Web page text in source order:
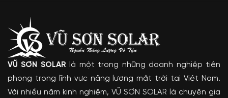
VŨ SƠN SOLAR là một trong những doanh nghiệp tiên
phong trong lĩnh vực năng lượng mặt trời tại Việt Nam.
Với nhiều năm kinh nghiệm, VŨ SƠN SOLAR là chuyên gia